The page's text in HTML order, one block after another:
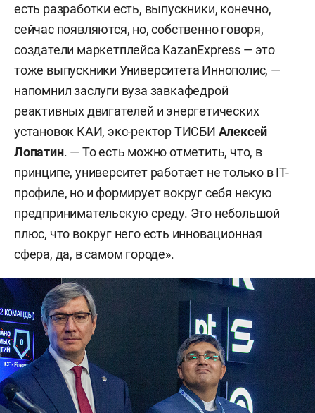
есть разработки есть, выпускники, конечно,
сейчас появляются, но, собственно говоря,
создатели маркетплейса KazanExpress — это
тоже выпускники Университета Иннополис, —
напомнил заслуги вуза завкафедрой
реактивных двигателей и энергетических
установок КАИ, экс-ректор ТИСБИ Алексей
Лопатин. — То есть можно отметить, что, в
принципе, университет работает не только в IT-
профиле, но и формирует вокруг себя некую
предпринимательскую среду. Это небольшой
плюс, что вокруг него есть инновационная
сфера, да, в самом городе».